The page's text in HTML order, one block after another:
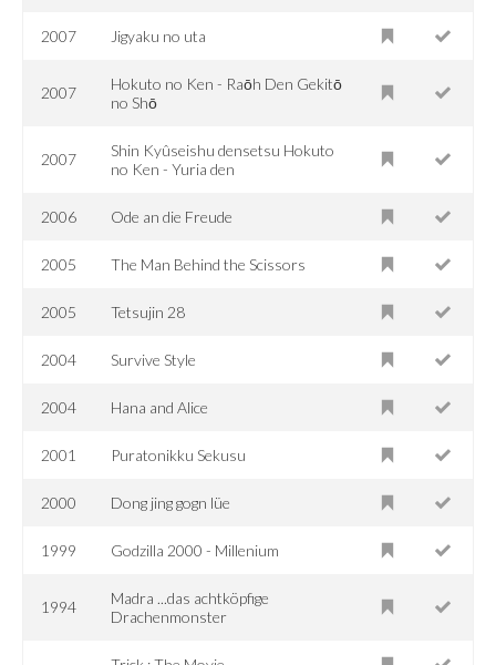
2007 Jigyaku no uta
2007
Hokuto no Ken - Raōh Den Gekitō
no Shō
2007
Shin Kyûseishu densetsu Hokuto
no Ken - Yuria den
2006 Ode an die Freude
2005 The Man Behind the Scissors
2005 Tetsujin 28
2004 Survive Style
2004 Hana and Alice
2001 Puratonikku Sekusu
2000 Dong jing gogn lüe
1999 Godzilla 2000 - Millenium
1994
Madra ...das achtköpfige
Drachenmonster